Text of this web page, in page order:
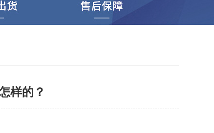
样的？